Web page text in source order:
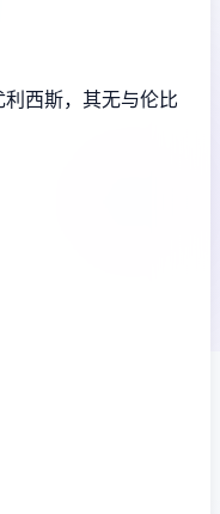
西斯，其无与伦比